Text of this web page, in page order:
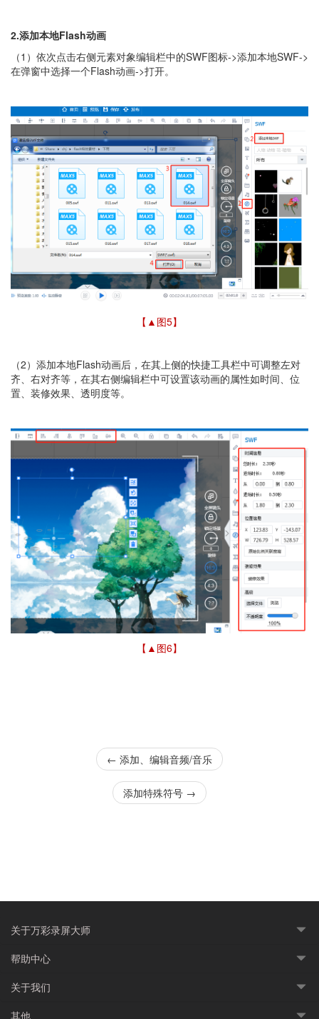
2.添加本地Flash动画
（1）依次点击右侧元素对象编辑栏中的SWF图标->添加本地SWF->
在弹窗中选择一个Flash动画->打开。
【▲图5】
（2）添加本地Flash动画后，在其上侧的快捷工具栏中可调整左对
齐、右对齐等，在其右侧编辑栏中可设置该动画的属性如时间、位
置、装修效果、透明度等。
【▲图6】
← 添加、编辑音频/音乐
添加特殊符号 →
关于万彩录屏大师
帮助中心
关于我们
其他